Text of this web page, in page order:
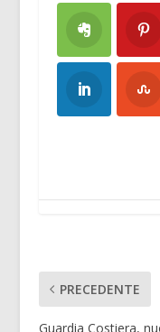
PRECEDENTE
Guardia Costiera,